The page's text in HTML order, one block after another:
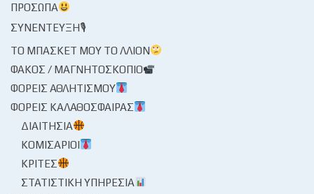
ΠΡΌΣΩΠΑ
ΣΥΝΈΝΤΕΥΞΗ🎙
ΤΟ ΜΠΆΣΚΕΤ ΜΟΥ ΤΟ ΛΛΊΟΝ
ΦΑΚΌΣ / ΜΑΓΝΗΤΟΣΚΌΠΙΟ
ΦΟΡΕΊΣ ΑΘΛΗΤΙΣΜΟΎ
ΦΟΡΕΊΣ ΚΑΛΑΘΌΣΦΑΙΡΑΣ
ΔΙΑΙΤΗΣΊΑ
ΚΟΜΙΣΆΡΙΟΙ
ΚΡΙΤΈΣ
ΣΤΑΤΙΣΤΙΚΉ ΥΠΗΡΕΣΊΑ